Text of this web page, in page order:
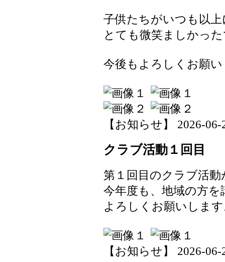
子供たちがいつも以
とても微笑ましかっ
今後もよろしくお願
【お知らせ】 2026-
クラブ活動１回目
第１回目のクラブ活
今年度も、地域の方
よろしくお願いしま
【お知らせ】 2026-